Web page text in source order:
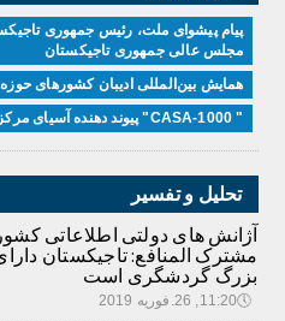
پیام پیشوای ملت، رئیس جمهوری
مجلس عالی جمهوری تاجیکستان
همایش بین‌المللی ادیبان کشور‌های حوزه
" CASA-1000" پیوند دهنده آسیای مرکزی و آسیای جنوبی
تحلیل و تفسیر
آژانش های دولتی اطلاعاتی
مشترک المنافع: تاجیکستان
بزرگ گردشگری است
🕔11:20, 26.فوریه 2019